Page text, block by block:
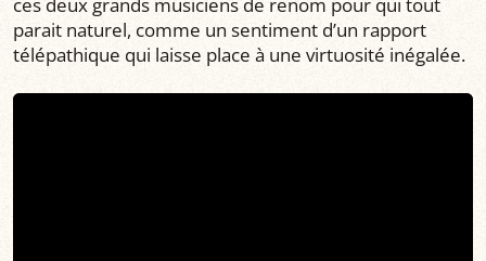
ces deux grands musiciens de renom pour qui tout
parait naturel, comme un sentiment d’un rapport
télépathique qui laisse place à une virtuosité inégalée.